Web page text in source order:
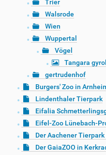
Trier
Walsrode
Wien
Wuppertal
Vögel
Tangara
gertrudenhof
Burgers' Zoo in
Lindenthaler Tierpark
Eifalia
Eifel-Zoo Lünebach-
Der Aachener
Der GaiaZOO in